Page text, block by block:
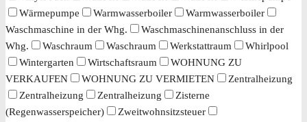
Wärmepumpe
Warmwasserboiler
Warmwasserboiler
Waschmaschine in der Whg.
Waschmaschinenanschluss in der
Whg.
Waschraum Waschraum Werkstattraum
Whirlpool
Wintergarten
Wirtschaftsraum
WOHNUNG ZU
VERKAUFEN
WOHNUNG ZU VERMIETEN
Zentralheizung
Zentralheizung
Zentralheizung
Zisterne
(Regenwasserspeicher)
Zweitwohnsitzsteuer